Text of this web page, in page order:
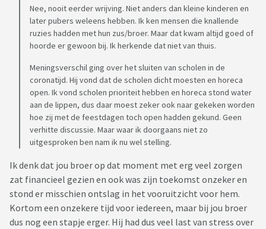
Maar ik heb er zelf ontzettend veel verdriet van. Ik heb een
jaar lang gedacht dat als we elkaar tegenkomen, als hij toch
feliciteert met de verjaardag van de kinderen, als toch die
nieuwjaarswens komt... maar het komt niet. En na een week
vol tranen komt het besef dat ik echt afscheid moet nemen
van het idee dat het wel weer goed komt.
Ik heb gelezen over vervreemding binnen het gezin en de
rouw die daarbij komt kijken. Maar hoe rouw je om iemand die
gewoon nog bestaat? Die zo zichtbaar wordt verzwegen als
ik er ben bij gezamenlijke kennisen of familie, die hem
uiteraard gewoon zien. Hoe neem je afscheid terwijl je niet
weet waarom je dat afscheid moet nemen?
Nee, nooit eerder wrijving. Niet anders dan kleine kinderen en
later pubers weleens hebben. Ik ken mensen die knallende
ruzies hadden met hun zus/broer. Maar dat kwam altijd goed of
hoorde er gewoon bij. Ik herkende dat niet van thuis.
Meningsverschil ging over het sluiten van scholen in de
coronatijd. Hij vond dat de scholen dicht moesten en horeca
open. Ik vond scholen prioriteit hebben en horeca stond water
aan de lippen, dus daar moest zeker ook naar gekeken worden
hoe zij met de feestdagen toch open hadden gekund. Geen
verhitte discussie. Maar waar ik doorgaans niet zo
uitgesproken ben nam ik nu wel stelling.
Ik denk dat jou broer op dat moment met erg veel zorgen
zat financieel gezien en ook was zijn toekomst onzeker en
stond er misschien ontslag in het vooruitzicht voor hem.
Kortom een onzekere tijd voor iedereen, maar bij jou broer
dus nog een stapje erger. Hij had dus veel last van stress over